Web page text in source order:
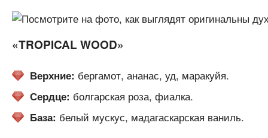
«TROPICAL WOOD»
Верхние: бергамот, ананас, уд, маракуйя.
Сердце: болгарская роза, фиалка.
База: белый мускус, мадагаскарская ваниль.